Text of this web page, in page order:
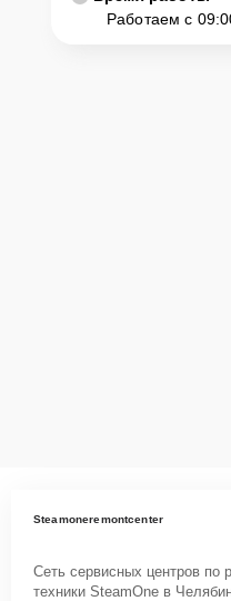
Работаем с
Steamoneremontcenter
Сеть сервисных центров по
техники SteamOne в